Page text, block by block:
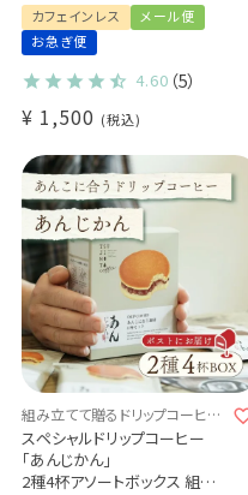
カフェインレスドリップコーヒ
ー
（代引き・同梱不可)
カフェインレス
メール便
お急ぎ便
4.60 （5）
¥ 1,500 税込
組み立てて贈るドリップコーヒー
4杯ギフト♪
スペシャルドリップコーヒー
「あんじかん」
2種4杯アソートボックス 組み